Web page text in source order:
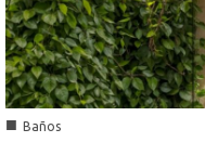
■ Baños